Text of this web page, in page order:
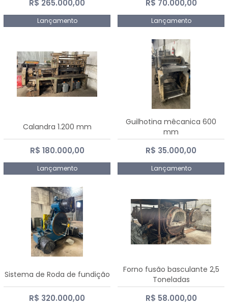
R$ 265.000,00
Lançamento
R$ 70.000,00
Lançamento
Calandra 1.200 mm
R$ 180.000,00
Lançamento
Guilhotina mêcanica 600
mm
R$ 35.000,00
Lançamento
Sistema de Roda de fundição
R$ 320.000,00
Forno fusão basculante 2,5
Toneladas
R$ 58.000,00